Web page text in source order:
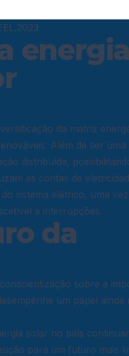
energia
da matriz
Além de ser
distribuída,
as contas de
sistema elétrico, uma
a interrupções.
da
sobre a
um papel ainda
solar no país
para um futuro mais